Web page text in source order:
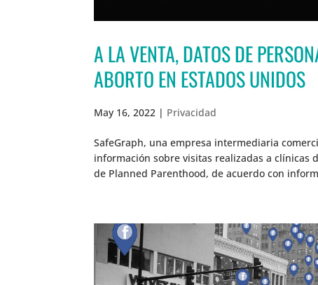
A LA VENTA, DATOS DE
ABORTO EN ESTADOS UNIDOS
May 16, 2022 | Privacidad
SafeGraph, una empresa intermediaria
información sobre visitas realizadas a clínicas
de Planned Parenthood, de acuerdo con